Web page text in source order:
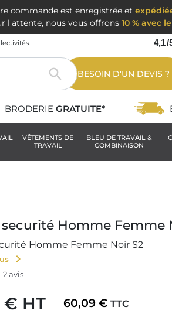
commande est enregistrée et
l'attente, nous vous offrons 10 % avec
4,1/
 BESOIN D'UN DEVIS ?
BRODERIE GRATUITE*
VÊTEMENTS DE
TRAVAIL
BLEU DE TRAVAIL &
COMBINAISON
Homme Femme
Homme Femme Noir S2
chevron_right
2avis
€ HT 60,09 € TTC